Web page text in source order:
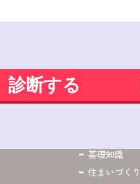
診断する
基礎知識
住まいづく